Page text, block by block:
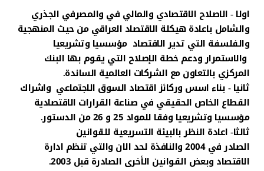
اولا - الاصلاح الاقتصادي والمالي في والمصرفي الجذري
والشامل باعادة هيكلة الاقتصاد العراقي من حيث المنهجية
والفلسفة التي تدير الاقتصاد مؤسسيا وتشريعيا
والاستمرار ودعم خطة الإصلاح التي يقوم بها البنك
المركزي بالتعاون مع الشركات العالمية الساندة.
ثانيا - بناء اسس وركائز اقتصاد السوق الاجتماعي واشراك
القطاع الخاص الحقيقي في صناعة القرارات الاقتصادية
مؤسسيا وتشريعيا وفقا للمواد 25 و 26 من الدستور.
ثالثا- اعادة النظر بالبيئة التسريعية للقوانين
الصادر في 2004 والنافذة لحد الان والتي تنظم ادارة
الاقتصاد وبعض القوانين الأخرى الصادرة قبل 2003.